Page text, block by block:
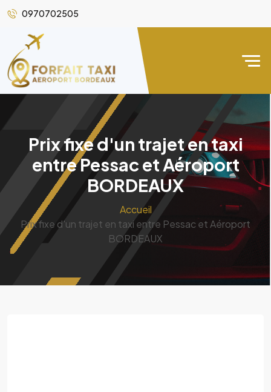
0970702505
Prix fixe d'un trajet en taxi
entre Pessac et Aéroport
BORDEAUX
Accueil
Prix fixe d'un trajet en taxi entre Pessac et Aéroport
BORDEAUX